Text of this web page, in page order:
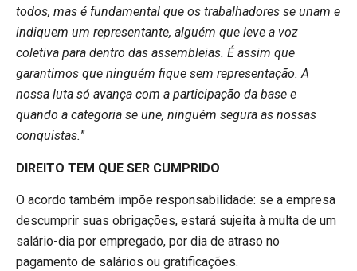
todos, mas é fundamental que os trabalhadores se unam e
indiquem um representante, alguém que leve a voz
coletiva para dentro das assembleias. É assim que
garantimos que ninguém fique sem representação. A
nossa luta só avança com a participação da base e
quando a categoria se une, ninguém segura as nossas
conquistas.”
DIREITO TEM QUE SER CUMPRIDO
O acordo também impõe responsabilidade: se a empresa
descumprir suas obrigações, estará sujeita à multa de um
salário-dia por empregado, por dia de atraso no
pagamento de salários ou gratificações.